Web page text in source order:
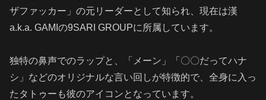
ザファッカー」の元リーダーとして知られ、現在は漢
a.k.a. GAMIの9SARI GROUPに所属しています。
独特の鼻声でのラップと、「メーン」「〇〇だってハナ
シ」などのオリジナルな言い回しが特徴的で、全身に入っ
たタトゥーも彼のアイコンとなっています。